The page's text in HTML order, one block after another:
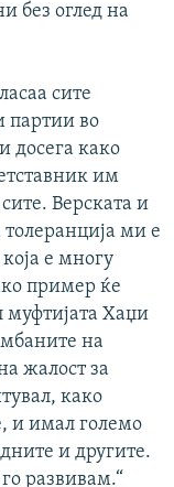
без оглед на
сите
партии во
досега како
им
Верската и
ми е
е многу
пример ќе
муфтијата Хаџи
на
жалост за
како
и имал големо
и другите.
развивам.“